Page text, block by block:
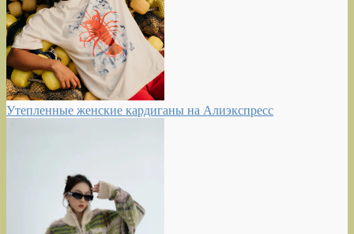
Утепленные женские кардиганы на Алиэкспресс